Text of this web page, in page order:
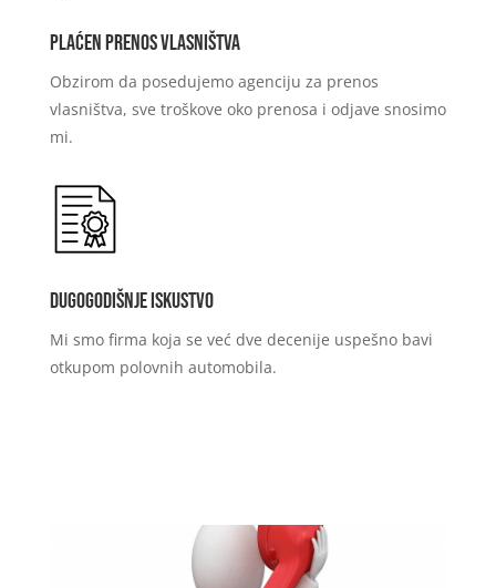
Plaćen prenos vlasništva
Obzirom da posedujemo agenciju za prenos
vlasništva, sve troškove oko prenosa i odjave snosimo
mi.
Dugogodišnje iskustvo
Mi smo firma koja se već dve decenije uspešno bavi
otkupom polovnih automobila.